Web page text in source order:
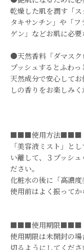
乾燥した肌を潤す「
タキサンチン」や「
ゲン」などお肌に必
●天然香料「ダマスク
プッシュするとふわっ
天然成分で安心して
しの香りをお楽しみく
■■■使用方法■■■
「美容液ミスト」と
い離して、３プッシ
ださい。
化粧水の後に「高濃
使用前はよく振ってか
■■■使用期限■■■
使用期限は未開封の
切るようにしてくださ